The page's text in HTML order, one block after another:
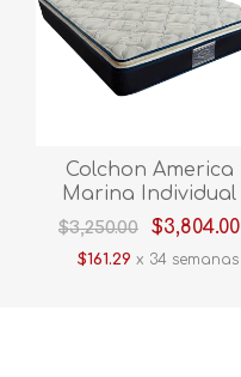
Colchon America
Marina Individual
$3,250.00 $3,804.00
$161.29 x 34 semanas